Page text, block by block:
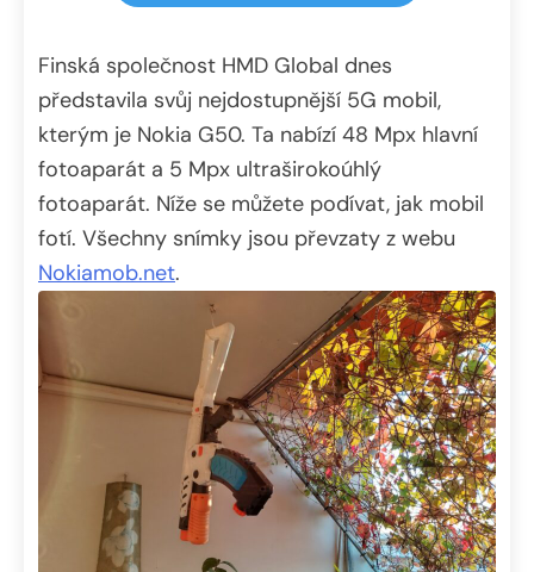
Finská společnost HMD Global dnes
představila svůj nejdostupnější 5G mobil,
kterým je Nokia G50. Ta nabízí 48 Mpx hlavní
fotoaparát a 5 Mpx ultraširokoúhlý
fotoaparát. Níže se můžete podívat, jak mobil
fotí. Všechny snímky jsou převzaty z webu
Nokiamob.net.